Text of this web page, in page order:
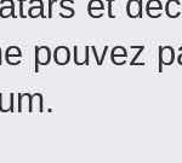
pouvez